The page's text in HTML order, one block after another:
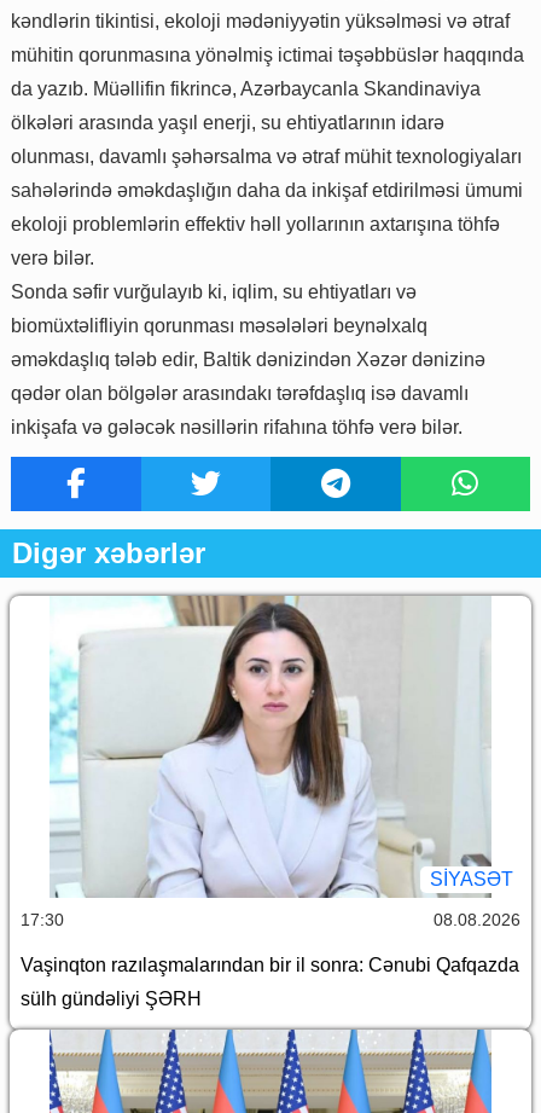
kəndlərin tikintisi, ekoloji mədəniyyətin yüksəlməsi və ətraf
mühitin qorunmasına yönəlmiş ictimai təşəbbüslər haqqında
da yazıb. Müəllifin fikrincə, Azərbaycanla Skandinaviya
ölkələri arasında yaşıl enerji, su ehtiyatlarının idarə
olunması, davamlı şəhərsalma və ətraf mühit texnologiyaları
sahələrində əməkdaşlığın daha da inkişaf etdirilməsi ümumi
ekoloji problemlərin effektiv həll yollarının axtarışına töhfə
verə bilər.
Sonda səfir vurğulayıb ki, iqlim, su ehtiyatları və
biomüxtəlifliyin qorunması məsələləri beynəlxalq
əməkdaşlıq tələb edir, Baltik dənizindən Xəzər dənizinə
qədər olan bölgələr arasındakı tərəfdaşlıq isə davamlı
inkişafa və gələcək nəsillərin rifahına töhfə verə bilər.
Digər xəbərlər
SİYASƏT
17:30 08.08.2026
Vaşinqton razılaşmalarından bir il sonra: Cənubi Qafqazda
sülh gündəliyi ŞƏRH